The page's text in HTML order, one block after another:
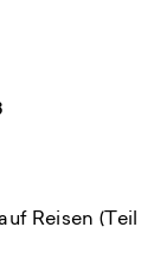
Reisen (Teil